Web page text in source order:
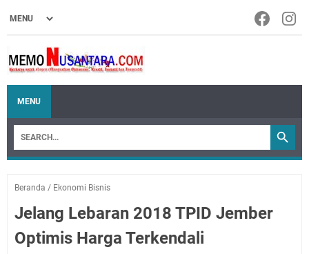
MENU
Beranda / Ekonomi Bisnis
Jelang Lebaran 2018 TPID Jember
Optimis Harga Terkendali